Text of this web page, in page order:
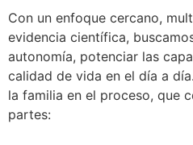
Con un enfoque cercano,
evidencia científica,
autonomía, potenciar las
calidad de vida en el día a
la familia en el proceso, que
partes: